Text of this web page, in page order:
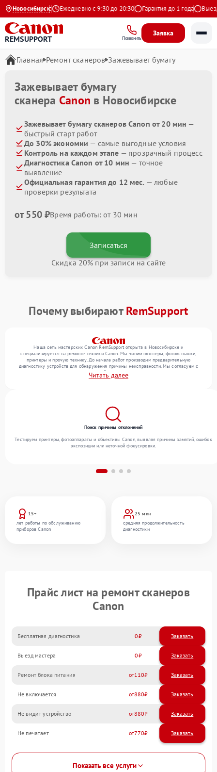
Новосибирск
4.9 на Яндекс Ежедневно с 9:30 до 20:30 Гарантия до 1 года Выезд
REMSUPPORT Позвонить
Заявка
Главная Ремонт сканеров Зажевывает бумагу
Зажевывает бумагу
сканера Canon в Новосибирске
Зажевывает бумагу сканеров Canon от 20 мин —
быстрый старт работ
До 30% экономии — самые выгодные условия
Контроль на каждом этапе — прозрачный процесс
Диагностика Canon от 10 мин — точное
выявление
Официальная гарантия до 12 мес. — любые
проверки результата
от 550 ₽Время работы: от 30 мин
Записаться
Скидка 20% при записи на сайте
Почему выбираютRemSupport
Наша сеть мастерских Canon RemSupport открыта в Новосибирске и
специализируется на ремонте техники Canon. Мы чиним плоттеры, фотовспышки,
принтеры и прочую технику. До начала работ производим предварительную
диагностику устройств для обнаружения причины неисправности. Мы согласуем с
клиентом состав необходимых операций и их стоимость, затем реализуем ремонт с
заменой деталей по необходимости. После работ проверяем качество оказанных
Читать далее
15+
лет работы по обслуживанию
приборов Canon
25 мин
средняя продолжительность
диагностики
Поиск причины отклонений
Тестируем принтеры, фотоаппараты и объективы Canon, выявляя причины замятий, ошибок
экспозиции или неточной фокусировки.
Прайс лист на ремонт сканеров
Canon
Бесплатная диагностика 0 Заказать
Выезд мастера 0 Заказать
Ремонт блока питания 110
Не включается 880
Не видит устройство 880
Не печатает 770
Показать все услуги